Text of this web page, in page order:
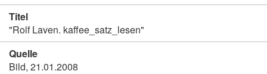
Titel
"Rolf Laven. kaffee_satz_lesen"
Quelle
Bild, 21.01.2008